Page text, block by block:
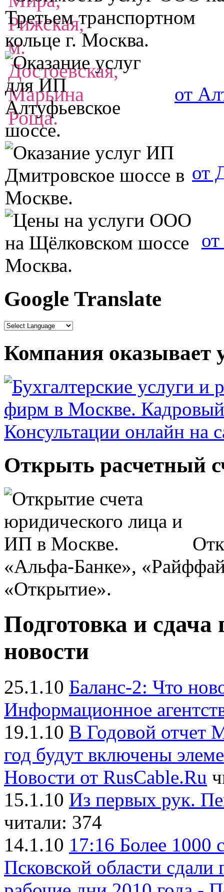
от
от
Google Translate
Компания оказывает
Открыть расчетный
«Альфа-Банке»,
«Открытие».
Подготовка и сдача
новости
25.1.10 Баланс-2: Что
Информационное
19.1.10 В Годовой отчет
год будут включены
Новости от RusCable.Ru
15.1.10 Из первых рук.
читали: 374
14.1.10 17:16 Более 1000
Псковской области